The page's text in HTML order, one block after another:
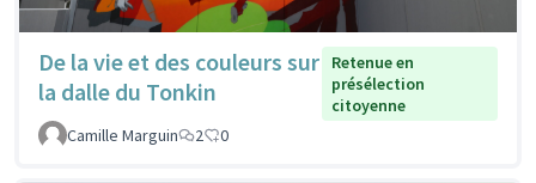
De la vie et des couleurs sur
la dalle du Tonkin
Retenue en
présélection
citoyenne
Camille Marguin
2 0